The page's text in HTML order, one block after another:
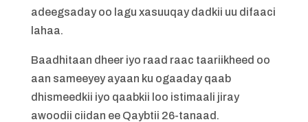
adeegsaday oo lagu xasuuqay dadkii uu difaaci
lahaa.
Baadhitaan dheer iyo raad raac taariikheed oo
aan sameeyey ayaan ku ogaaday qaab
dhismeedkii iyo qaabkii loo istimaali jiray
awoodii ciidan ee Qaybtii 26-tanaad.